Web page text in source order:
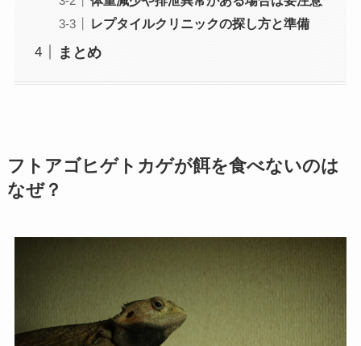
レプタイルクリニックの探し方と準備
まとめ
フトアゴヒゲトカゲが餌を食べないのは
なぜ？